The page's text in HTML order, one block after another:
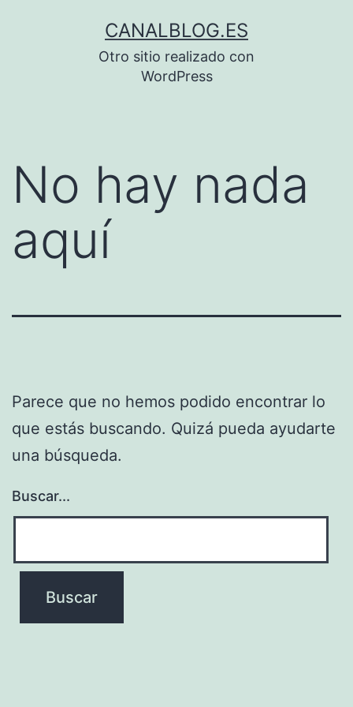
CANALBLOG.ES
Otro sitio realizado con
WordPress
No hay nada
aquí
Parece que no hemos podido encontrar lo
que estás buscando. Quizá pueda ayudarte
una búsqueda.
Buscar...